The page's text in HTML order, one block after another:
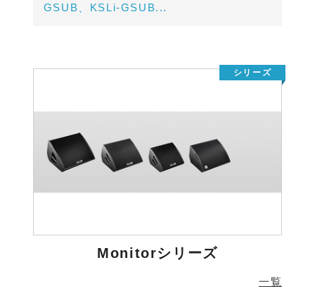
GSUB、KSLi-GSUB...
Monitorシリーズ
一覧